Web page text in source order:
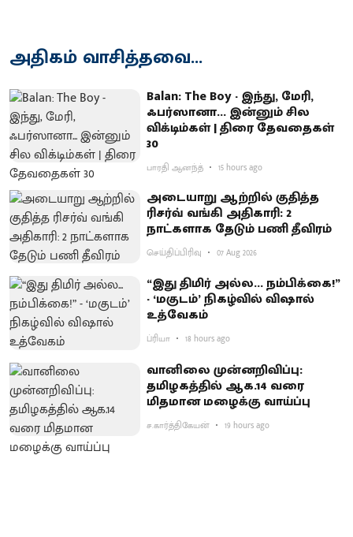
அதிகம் வாசித்தவை...
Balan: The Boy - இந்து, மேரி,
ஃபர்ஸானா... இன்னும் சில
விக்டிம்கள் | திரை தேவதைகள்
30
பாரதி ஆனந்த் 15 hours ago
அடையாறு ஆற்றில் குதித்த
ரிசர்வ் வங்கி அதிகாரி: 2
நாட்களாக தேடும் பணி தீவிரம்
செய்திப்பிரிவு 07 Aug 2026
“இது திமிர் அல்ல... நம்பிக்கை!”
- ‘மகுடம்’ நிகழ்வில் விஷால்
உத்வேகம்
ப்ரியா 18 hours ago
வானிலை முன்னறிவிப்பு:
தமிழகத்தில் ஆக.14 வரை
மிதமான மழைக்கு வாய்ப்பு
ச.கார்த்திகேயன் 19 hours ago